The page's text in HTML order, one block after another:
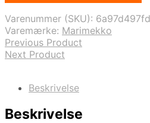
Varenummer (SKU):
Varemærke: Marimekko
Previous Product
Next Product
Beskrivelse
Beskrivelse